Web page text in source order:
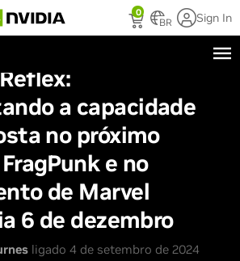
0
BR Sign In
a capacidade
no próximo
e no
de Marvel
6 de dezembro
ligado 4 de setembro de 2024